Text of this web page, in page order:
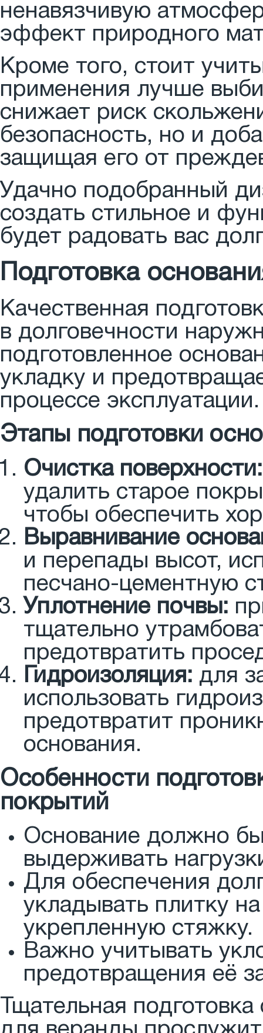
ненавязчивую
эффект природного
Кроме того, стоит
применения лучше
снижает риск
безопасность, но и
защищая его от
Удачно подобранный
создать стильное и
будет радовать вас
Подготовка
Качественная
в долговечности
подготовленное
укладку и
процессе эксплуатации.
Этапы подготовки
Очистка поверхности:
удалить старое
чтобы обеспечить
Выравнивание
и перепады высот,
песчано-цементную
Уплотнение почвы:
тщательно
предотвратить
Гидроизоляция: для
использовать
предотвратит
основания.
Особенности
покрытий
Основание должно
выдерживать
Для обеспечения
укладывать плитку
укрепленную стяжку.
Важно учитывать
предотвращения её
Тщательная